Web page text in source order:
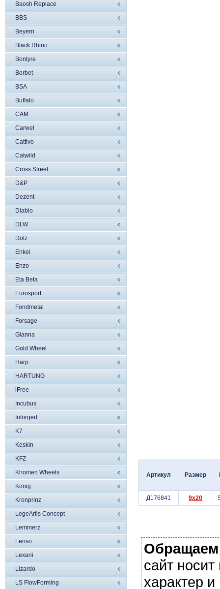
Baosh Replace
BBS
Beyern
Black Rhino
Bontyre
Borbet
BSA
Buffalo
CAM
Carwel
Cattivo
Catwild
Cross Street
D&P
Dezent
Diablo
DLW
Dotz
Enkei
Enzo
Eta Beta
Eurosport
Fondmetal
Forsage
Gianna
Gold Wheel
Harp
HARTUNG
iFree
Incubus
Inforged
K7
Keskin
KFZ
Khomen Wheels
Konig
Kronprinz
LegeArtis Concept
Lemmerz
Lenso
Lexani
Lizardo
LS FlowForming
Артикул Размер
Д176841 9x20
сайт
характер